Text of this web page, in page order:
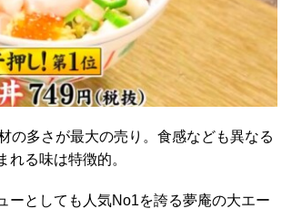
の多さが最大の売り。食感なども異なる
れる味は特徴的。
ーとしても人気No1を誇る夢庵の大エー